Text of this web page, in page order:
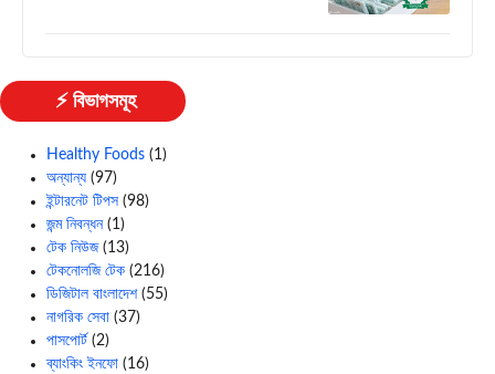
⚡ বিভাগসমূহ
Healthy Foods (1)
অন্যান্য (97)
ইন্টারনেট টিপস (98)
জন্ম নিবন্ধন(1)
টেক নিউজ(13)
টেকনোলজি টেক (216)
ডিজিটাল বাংলাদেশ(55)
নাগরিক সেবা (37)
পাসপোর্ট (2)
ব্যাংকিং ইনফো (16)